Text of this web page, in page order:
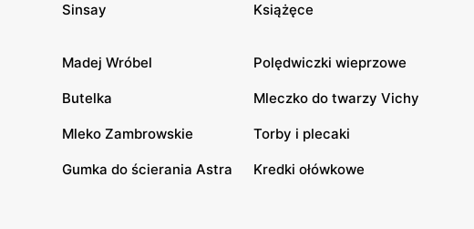
Sinsay Książęce
Madej Wróbel Polędwiczki wieprzowe
Butelka Mleczko do twarzy Vichy
Mleko Zambrowskie Torby i plecaki
Gumka do ścierania Astra Kredki ołówkowe